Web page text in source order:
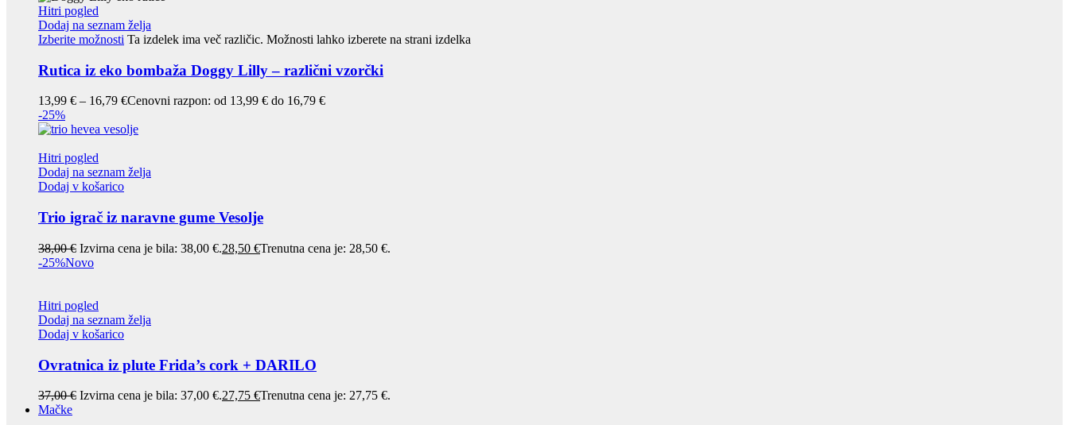
Hitri pogled
Dodaj na seznam želja
Izberite možnosti Ta izdelek ima več različic. Možnosti lahko izberete na strani izdelka
Rutica iz eko bombaža Doggy Lilly – različni vzorčki
13,99 € – 16,79 €Cenovni razpon: od 13,99 € do 16,79 €
-25%
Hitri pogled
Dodaj na seznam želja
Dodaj v košarico
Trio igrač iz naravne gume Vesolje
38,00€ Izvirna cena je bila: 38,00 €.28,50 €Trenutna cena je: 28,50 €.
-25%Novo
Hitri pogled
Dodaj na seznam želja
Dodaj v košarico
Ovratnica iz plute Frida’s cork + DARILO
37,00€ Izvirna cena je bila: 37,00 €.27,75 €Trenutna cena je: 27,75 €.
Mačke